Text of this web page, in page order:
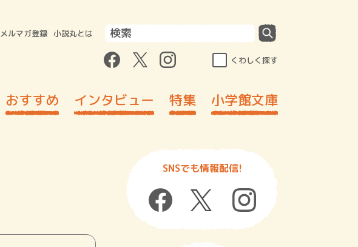
メルマガ登録 小説丸とは
くわしく探す
おすすめ インタビュー 特集 小学館文庫
SNSでも情報配信!